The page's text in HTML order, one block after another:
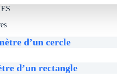
d’un cercle
d’un rectangle